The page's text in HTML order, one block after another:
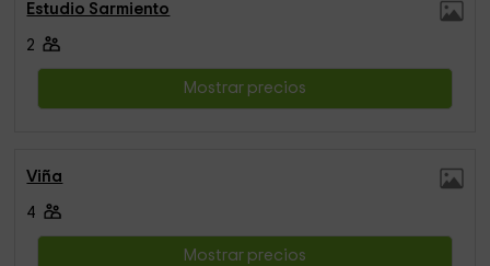
Estudio Sarmiento
2
Mostrar precios
Viña
4
Mostrar precios